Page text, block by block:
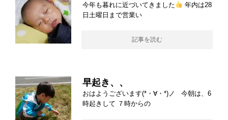
今年も暮れに近づいてきました
年内は28
日土曜日まで営業い
記事を読む
早起き、、
おはようございます(*・∀・*)ノ 今朝は、6
時起きして ７時からの